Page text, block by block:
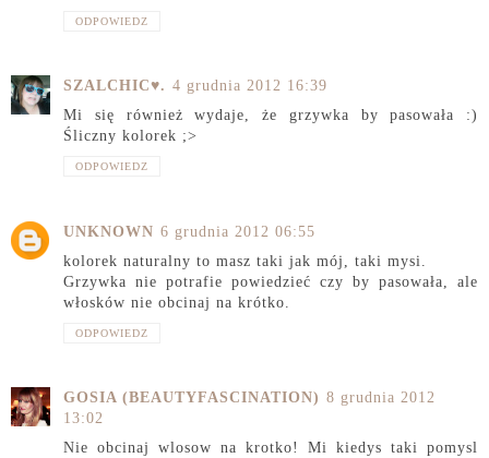
ODPOWIEDZ
SZALCHIC♥. 4 grudnia 2012 16:39
Mi się również wydaje, że grzywka by pasowała :)
Śliczny kolorek ;>
ODPOWIEDZ
UNKNOWN 6 grudnia 2012 06:55
kolorek naturalny to masz taki jak mój, taki mysi.
Grzywka nie potrafie powiedzieć czy by pasowała, ale
włosków nie obcinaj na krótko.
ODPOWIEDZ
GOSIA (BEAUTYFASCINATION) 8 grudnia 2012
13:02
Nie obcinaj wlosow na krotko! Mi kiedys taki pomysl